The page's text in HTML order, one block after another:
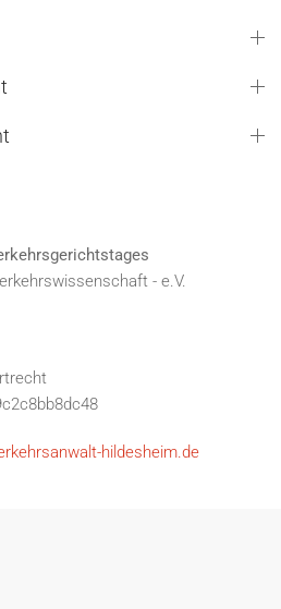
- e.V.
hildesheim.de